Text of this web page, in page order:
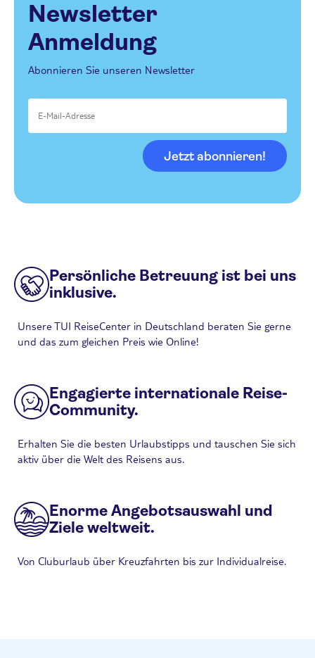
Newsletter
Anmeldung
Abonnieren Sie unseren Newsletter
Jetzt abonnieren!
Persönliche Betreuung ist bei uns
inklusive.
Unsere TUI ReiseCenter in Deutschland beraten Sie gerne
und das zum gleichen Preis wie Online!
Engagierte internationale Reise-
Community.
Erhalten Sie die besten Urlaubstipps und tauschen Sie sich
aktiv über die Welt des Reisens aus.
Enorme Angebotsauswahl und
Ziele weltweit.
Von Cluburlaub über Kreuzfahrten bis zur Individualreise.